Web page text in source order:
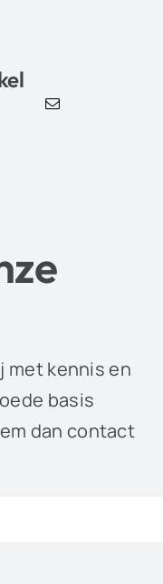
met kennis en
basis
dan contact